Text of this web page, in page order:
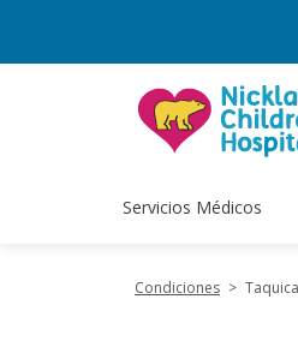
Servicios Médicos
Condiciones >